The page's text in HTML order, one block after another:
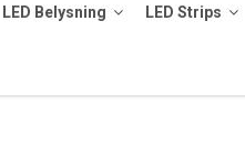
LED Belysning LED Strips